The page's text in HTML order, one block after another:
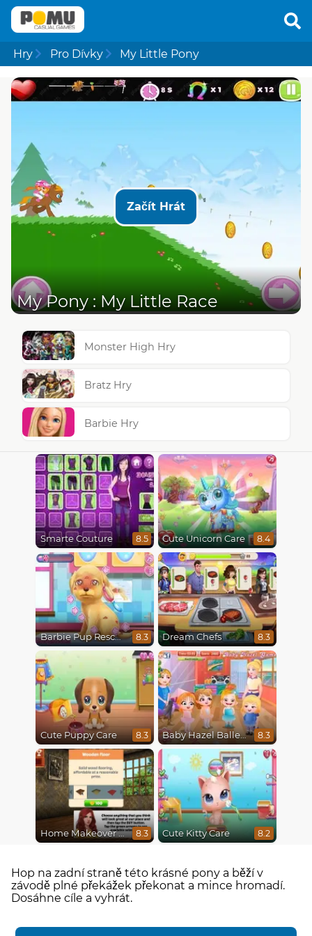
Hry Pro Dívky My Little Pony
Začít Hrát
My Pony : My Little Race
Monster High Hry
Bratz Hry
Barbie Hry
Smarte Couture 8.5 Cute Unicorn Care 8.4
Barbie Pup Rescue 8.3 Dream Chefs 8.3
Cute Puppy Care 8.3 Baby Hazel Ballerina Dance 8.3
Home Makeover Hidden Object 8.3 Cute Kitty Care 8.2
Hop na zadní straně této krásné pony a běží v
závodě plné překážek překonat a mince hromadí.
Dosáhne cíle a vyhrát.